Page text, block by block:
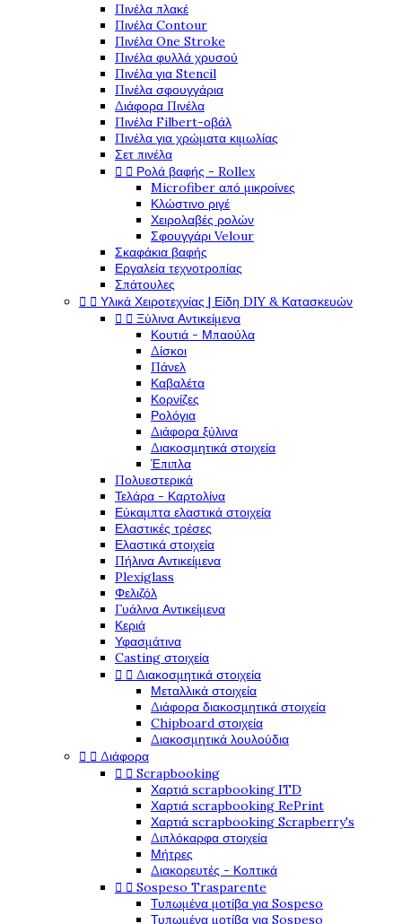
Πινέλα πλακέ
Πινέλα Contour
Πινέλα One Stroke
Πινέλα φυλλά χρυσού
Πινέλα για Stencil
Πινέλα σφουγγάρια
Διάφορα Πινέλα
Πινέλα Filbert-οβάλ
Πινέλα για χρώματα κιμωλίας
Σετ πινέλα
  Ρολά βαφής - Rollex
Microfiber από μικροίνες
Κλώστινο ριγέ
Χειρολαβές ρολών
Σφουγγάρι Velour
Σκαφάκια βαφής
Εργαλεία τεχνοτροπίας
Σπάτουλες
  Υλικά Χειροτεχνίας | Είδη DIY & Κατασκευών
  Ξύλινα Αντικείμενα
Κουτιά - Μπαούλα
Δίσκοι
Πάνελ
Καβαλέτα
Κορνίζες
Ρολόγια
Διάφορα ξύλινα
Διακοσμητικά στοιχεία
Έπιπλα
Πολυεστερικά
Τελάρα - Καρτολίνα
Εύκαμπτα ελαστικά στοιχεία
Ελαστικές τρέσες
Ελαστικά στοιχεία
Πήλινα Αντικείμενα
Plexiglass
Φελιζόλ
Γυάλινα Αντικείμενα
Κεριά
Υφασμάτινα
Casting στοιχεία
  Διακοσμητικά στοιχεία
Μεταλλικά στοιχεία
Διάφορα διακοσμητικά στοιχεία
Chipboard στοιχεία
Διακοσμητικά λουλούδια
  Διάφορα
  Scrapbooking
Χαρτιά scrapbooking ITD
Χαρτιά scrapbooking RePrint
Χαρτιά scrapbooking Scrapberry's
Διπλόκαρφα στοιχεία
Μήτρες
Διακορευτές - Κοπτικά
  Sospeso Trasparente
Τυπωμένα μοτίβα για Sospeso
Τυπωμένα μοτίβα για Sospeso